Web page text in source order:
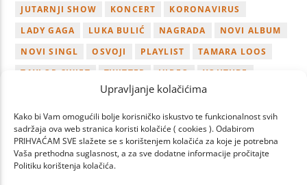
Upravljanje kolačićima
Kako bi Vam omogućili bolje korisničko iskustvo te funkcionalnost svih
sadržaja ova web stranica koristi kolačiće ( cookies ). Odabirom
PRIHVAĆAM SVE slažete se s korištenjem kolačića za koje je potrebna
Vaša prethodna suglasnost, a za sve dodatne informacije pročitajte
Politiku korištenja kolačića.
JUTARNJI SHOW
KONCERT
KORONAVIRUS
LADY GAGA
LUKA BULIĆ NAGRADA
NOVI ALBUM
NOVI SINGL
OSVOJI PLAYLIST
TAMARA LOOS
TAYLOR SWIFT
TWITTER VIDEO
YOUTUBE